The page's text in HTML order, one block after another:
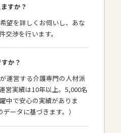
すか？
望を詳しくお伺いし、あな
交渉を行います。
か？
運営する介護専門の人材派
営実績は10年以上。5,000名
中で安心の実績がありま
ータに基づきます。）